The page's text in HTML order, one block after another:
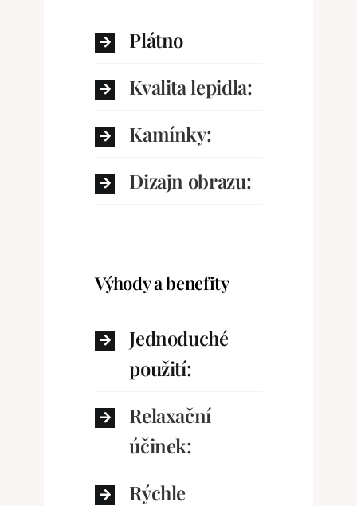
Plátno
Kvalita lepidla:
Kamínky:
Dizajn obrazu:
Výhody a benefity
Jednoduché
použití:
Relaxační
účinek:
Rýchle